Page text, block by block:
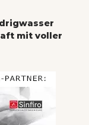
mit voller